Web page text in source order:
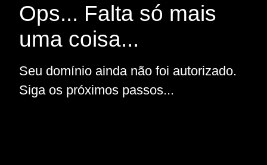
Ops... Falta só mais
uma coisa...
Seu domínio ainda não foi autorizado.
Siga os próximos passos...